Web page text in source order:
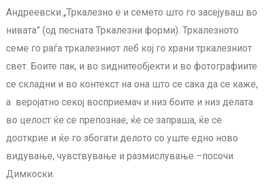
Андреевски „Тркалезно е и семето што го засејуваш во
нивата” (од песната Тркалезни форми). Тркалезното
семе го раѓа тркалезниот леб кој го храни тркалезниот
свет. Боите пак, и во ѕиднитеобјекти и во фотографиите
се складни и во контекст на она што се сака да се каже,
а веројатно секој восприемач и низ боите и низ делата
во целост ќе се препознае, ќе се запраша, ќе се
дооткрие и ќе го збогати делото со уште едно ново
видување, чувствување и размислување –посочи
Димкоски.